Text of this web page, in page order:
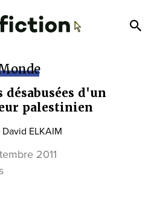
désabusées d'un
palestinien
David ELKAIM
2011